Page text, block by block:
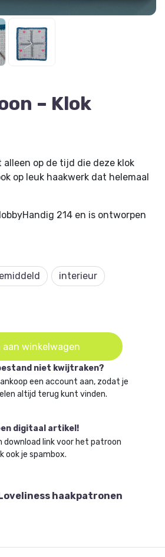
– Klok
alleen op de tijd die deze klok
op leuk haakwerk dat helemaal
214 en is ontworpen
interieur
aan winkelwagen
niet kwijtraken?
een account aan, zodat je
altijd terug kunt vinden.
digitaal artikel!
link voor het patroon
ook je spambox.
haakpatronen